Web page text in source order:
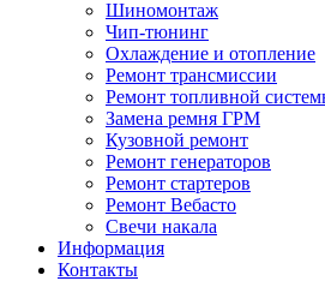
Шиномонтаж
Чип-тюнинг
Охлаждение и отопление
Ремонт трансмиссии
Ремонт топливной
Замена ремня ГРМ
Кузовной ремонт
Ремонт генераторов
Ремонт стартеров
Ремонт Вебасто
Свечи накала
Информация
Контакты